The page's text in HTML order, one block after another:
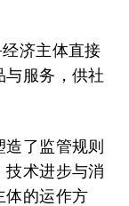
济主体直接
与服务，供社
了监管规则
技术进步与消
体的运作方